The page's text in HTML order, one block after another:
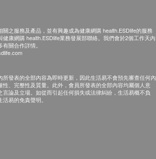
關之服務及產品，並有興趣成為健康網購 health.ESDlife的服務
健康網購 health.ESDlife業務發展部聯絡。我們會於2個工作天內
關合作詳情。
所發表的全部內容為即時更新，因此生活易不會預先審查任何內
性、完整性及質量。此外，會員所發表的全部內容均屬個人意
言論及立場。如從而引起任何損失或法律糾紛，生活易概不負
易的免責聲明。